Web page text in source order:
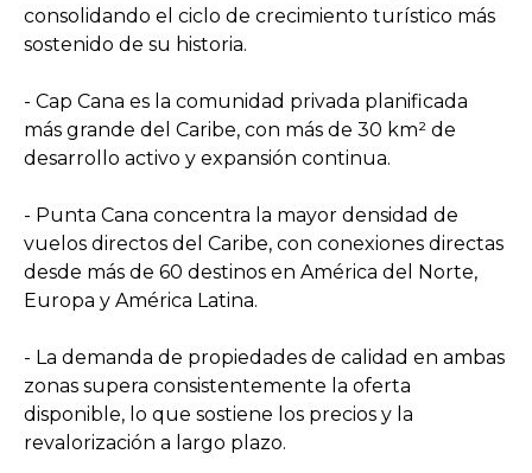
consolidando el ciclo de crecimiento turístico más
sostenido de su historia.
- Cap Cana es la comunidad privada planificada
más grande del Caribe, con más de 30 km² de
desarrollo activo y expansión continua.
- Punta Cana concentra la mayor densidad de
vuelos directos del Caribe, con conexiones directas
desde más de 60 destinos en América del Norte,
Europa y América Latina.
- La demanda de propiedades de calidad en ambas
zonas supera consistentemente la oferta
disponible, lo que sostiene los precios y la
revalorización a largo plazo.